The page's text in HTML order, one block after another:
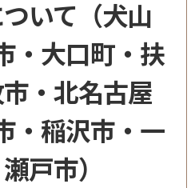
いて（犬山
・大口町・扶
・北名古屋
・稲沢市・一
戸市）